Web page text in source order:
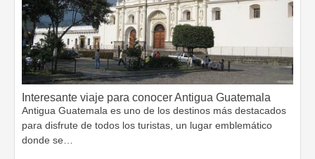
Interesante viaje para conocer Antigua Guatemala
Antigua Guatemala es uno de los destinos más destacados
para disfrute de todos los turistas, un lugar emblemático
donde se…